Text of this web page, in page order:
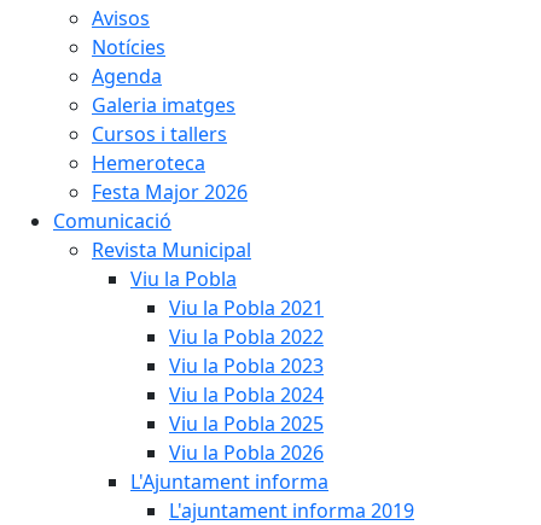
Avisos
Notícies
Agenda
Galeria imatges
Cursos i tallers
Hemeroteca
Festa Major 2026
Comunicació
Revista Municipal
Viu la Pobla
Viu la Pobla 2021
Viu la Pobla 2022
Viu la Pobla 2023
Viu la Pobla 2024
Viu la Pobla 2025
Viu la Pobla 2026
L'Ajuntament informa
L'ajuntament informa 2019